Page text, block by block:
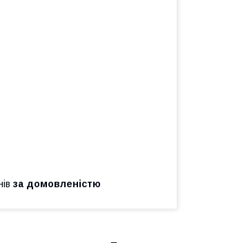
за домовленістю